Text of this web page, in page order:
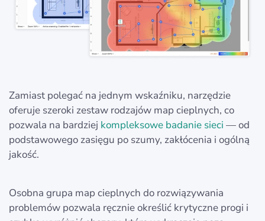
Zamiast polegać na jednym wskaźniku, narzędzie
oferuje szeroki zestaw rodzajów map cieplnych, co
pozwala na bardziej kompleksowe badanie sieci — od
podstawowego zasięgu po szumy, zakłócenia i ogólną
jakość.
Osobna grupa map cieplnych do rozwiązywania
problemów pozwala ręcznie określić krytyczne progi i